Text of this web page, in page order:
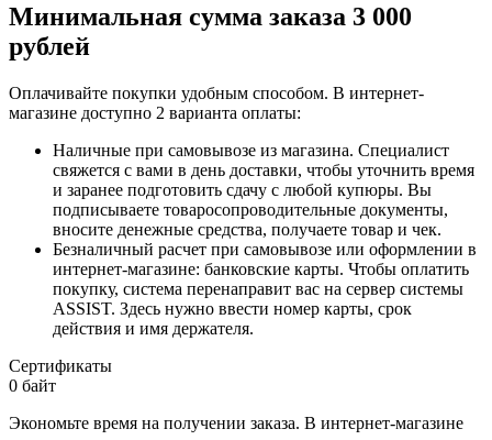
Минимальная сумма заказа 3 000
рублей
Оплачивайте покупки удобным способом. В интернет-
магазине доступно 2 варианта оплаты:
Наличные при самовывозе из магазина. Специалист
свяжется с вами в день доставки, чтобы уточнить время
и заранее подготовить сдачу с любой купюры. Вы
подписываете товаросопроводительные документы,
вносите денежные средства, получаете товар и чек.
Безналичный расчет при самовывозе или оформлении в
интернет-магазине: банковские карты. Чтобы оплатить
покупку, система перенаправит вас на сервер системы
ASSIST. Здесь нужно ввести номер карты, срок
действия и имя держателя.
Сертификаты
0 байт
Экономьте время на получении заказа. В интернет-магазине